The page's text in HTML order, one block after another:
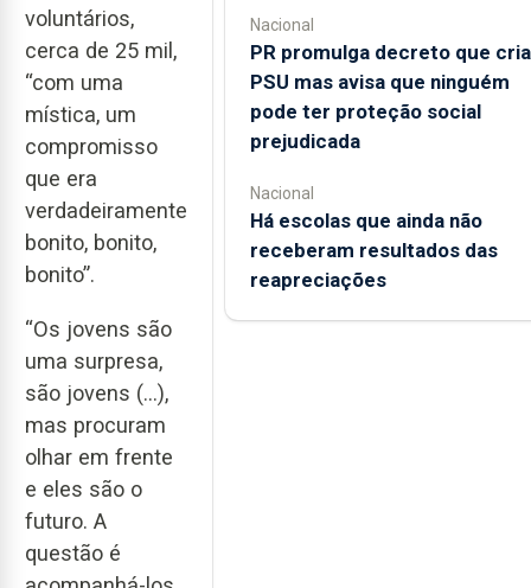
voluntários,
cerca de 25 mil,
“com uma
mística, um
compromisso
que era
verdadeiramente
bonito, bonito,
bonito”.
“Os jovens são
uma surpresa,
são jovens (…),
mas procuram
olhar em frente
e eles são o
futuro. A
questão é
Nacional
PR promulga decreto que cria
PSU mas avisa que ninguém
pode ter proteção social
prejudicada
Nacional
Há escolas que ainda não
receberam resultados das
reapreciações